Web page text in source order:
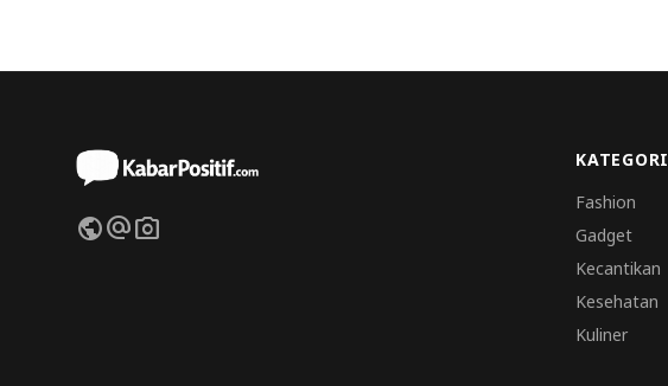
publicalternate_emailphoto_camera
KATEGORI
Fashion
Gadget
Kecantikan
Kesehatan
Kuliner